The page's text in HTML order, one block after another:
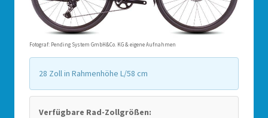
Fotograf: Pending System GmbH&Co. KG & eigene Aufnahmen
28 Zoll in Rahmenhöhe L/58 cm
Verfügbare Rad-Zollgrößen: